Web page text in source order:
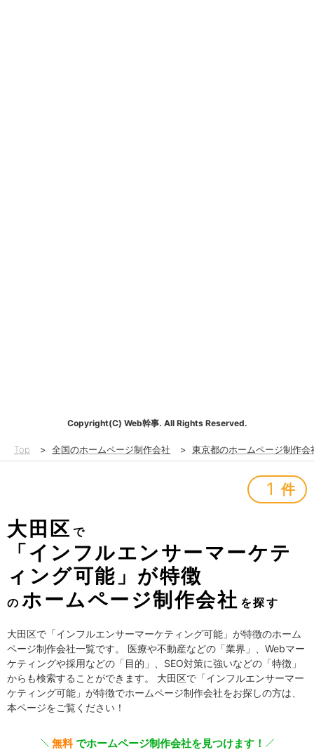
Copyright(C) Web幹事. All Rights Reserved.
Top > 全国のホームページ制作会社 > 東京都のホームページ制作会
1 件
大田区 で
「インフルエンサーマーケテ
ィング可能」が特徴
の ホームページ制作会社 を探す
大田区で「インフルエンサーマーケティング可能」が特徴のホーム
ページ制作会社一覧です。 医療や不動産などの「業界」、Webマー
ケティングや採用などの「目的」、SEO対策に強いなどの「特徴」
からも検索することができます。 大田区で「インフルエンサーマー
ケティング可能」が特徴でホームページ制作会社をお探しの方は、
本ページをご覧ください！
無料でホームページ制作会社を見つけます！